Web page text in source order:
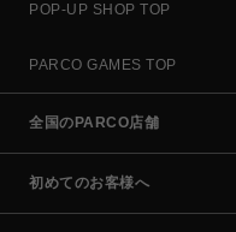
POP-UP SHOP TOP
PARCO GAMES TOP
全国のPARCO店舗
初めてのお客様へ